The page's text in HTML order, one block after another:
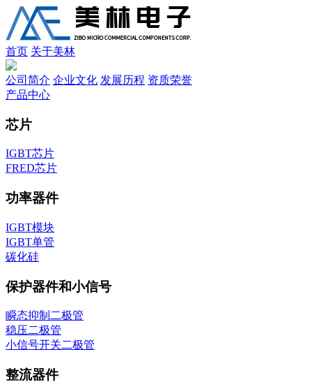
首页 关于美林
公司简介 企业文化 发展历程 资质荣誉
产品中心
芯片
IGBT芯片
FRED芯片
功率器件
IGBT模块
IGBT单管
碳化硅
保护器件和小信号
瞬态抑制二极管
稳压二极管
小信号开关二极管
整流器件